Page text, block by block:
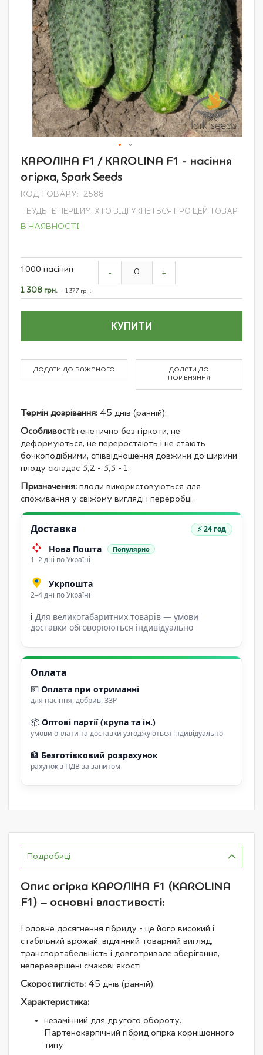
Перейти
початку
галереї
КАРОЛІНА F1 / KAROLINA F1 - насіння
огірка, Spark Seeds
КОД ТОВАРУ 2588
БУДЬТЕ ПЕРШИМ, ХТО ВІДГУКНЕТЬСЯ ПРО ЦЕЙ ТОВАР
В НАЯВНОСТІ
product
1000 насінин
Спеціальна
ціна
1 308 грн. 1 377 грн.
- +
КУПИТИ
ДОДАТИ ДО БАЖАНОГО
ДОДАТИ ДО
ПОРІВНЯННЯ
Термін дозрівання: 45 днів (ранній);
Особливості: генетично без гіркоти, не
деформуються, не переростають і не стають
бочкоподібними, співвідношення довжини до ширини
плоду складає 3,2 - 3,3 - 1;
Призначення: плоди використовуються для
споживання у свіжому вигляді і переробці.
Доставка ⚡ 24 год
Нова Пошта Популярно
1–2 дні по Україні
Укрпошта
2–4 дні по Україні
ℹ Для великогабаритних товарів — умови
доставки обговорюються індивідуально
Оплата
💵 Оплата при отриманні
для насіння, добрив, ЗЗР
📦 Оптові партії (крупа та ін.)
умови оплати та доставки узгоджуються індивідуально
🏦 Безготівковий розрахунок
рахунок з ПДВ за запитом
Подробиці
Опис огірка КАРОЛІНА F1 (KAROLINA
F1) – основні властивості:
Головне досягнення гібриду - це його високий і
стабільний врожай, відмінний товарний вигляд,
транспортабельність і довготривале зберігання,
неперевершені смакові якості
Скоростиглість: 45 днів (ранній).
Характеристика:
незамінний для другого обороту.
Партенокарпічний гібрид огірка корнішонного
типу